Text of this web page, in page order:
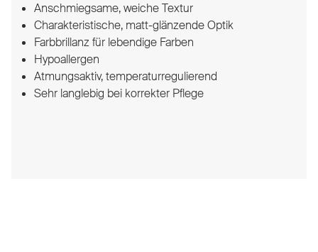
Anschmiegsame, weiche Textur
Charakteristische, matt-glänzende Optik
Farbbrillanz für lebendige Farben
Hypoallergen
Atmungsaktiv, temperaturregulierend
Sehr langlebig bei korrekter Pflege